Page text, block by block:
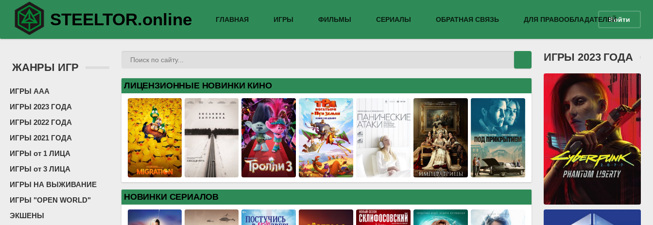
STEELTOR.online ГЛАВНАЯ ИГРЫ ФИЛЬМЫ СЕРИАЛЫ ОБРАТНАЯ СВЯЗЬ ДЛЯ ПРАВООБЛАДАТЕЛЕЙВойти
ЖАНРЫ ИГР
ИГРЫ ААА
ИГРЫ 2023 ГОДА
ИГРЫ 2022 ГОДА
ИГРЫ 2021 ГОДА
ИГРЫ от 1 ЛИЦА
ИГРЫ от 3 ЛИЦА
ИГРЫ НА ВЫЖИВАНИЕ
ИГРЫ "OPEN WORLD"
ЭКШЕНЫ
ЛИЦЕНЗИОННЫЕ НОВИНКИ КИНО
НОВИНКИ СЕРИАЛОВ
ИГРЫ 2023 ГОДА